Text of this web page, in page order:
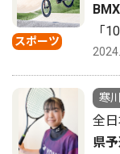
スポーツ
「
寒川
全
県